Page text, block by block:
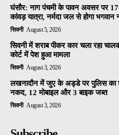
घंसौर: नाग पंचमी के पावन अवसर पर
कांवड़ यात्रा, नर्मदा जल से होगा
सिवनी August 5, 2026
सिवनी में शराब पीकर कार चला रहा
कोर्ट में पेश हुआ मामला
सिवनी August 3, 2026
लखनादौन में जुए के अड्डे पर पुलिस का
नकद, 12 मोबाइल और 3 बाइक जब्त
सिवनी August 3, 2026